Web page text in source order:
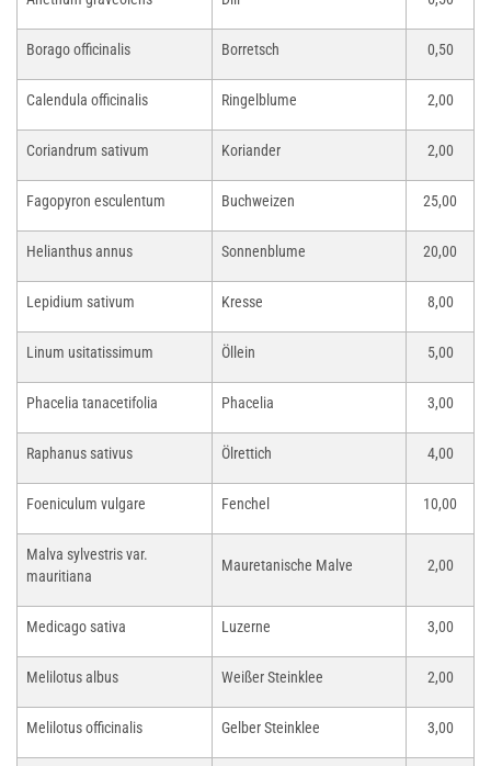
Borago officinalis Borretsch 0,50
Calendula officinalis Ringelblume 2,00
Coriandrum sativum Koriander 2,00
Fagopyron esculentum Buchweizen 25,00
Helianthus annus Sonnenblume 20,00
Lepidium sativum Kresse 8,00
Linum usitatissimum Öllein 5,00
Phacelia tanacetifolia Phacelia 3,00
Raphanus sativus Ölrettich 4,00
Foeniculum vulgare Fenchel 10,00
Malva sylvestris var.
mauritiana
Mauretanische Malve 2,00
Medicago sativa Luzerne 3,00
Melilotus albus Weißer Steinklee 2,00
Melilotus officinalis Gelber Steinklee 3,00